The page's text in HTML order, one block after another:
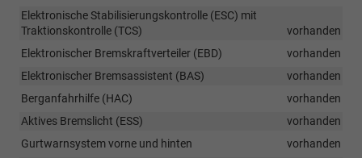
Elektronische Stabilisierungskontrolle (ESC) mit
Traktionskontrolle (TCS)
vorhanden
Elektronischer Bremskraftverteiler (EBD)
vorhanden
Elektronischer Bremsassistent (BAS)
vorhanden
Berganfahrhilfe (HAC)
vorhanden
Aktives Bremslicht (ESS)
vorhanden
Gurtwarnsystem vorne und hinten
vorhanden